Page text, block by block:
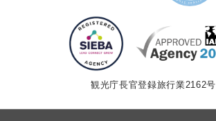
観光庁長官登録旅行業2162号